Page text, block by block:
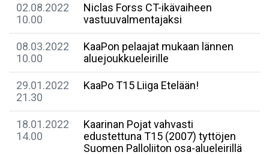
02.08.2022
10.00
Niclas Forss CT-ikävaiheen
vastuuvalmentajaksi
08.03.2022
10.00
KaaPon pelaajat mukaan lännen
aluejoukkueleirille
29.01.2022
21.30
KaaPo T15 Liiga Etelään!
18.01.2022
14.00
Kaarinan Pojat vahvasti
edustettuna T15 (2007) tyttöjen
Suomen Palloliiton osa-alueleirillä